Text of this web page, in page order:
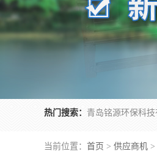
热门搜索：
当前位置： 首页 > 供应商机 >